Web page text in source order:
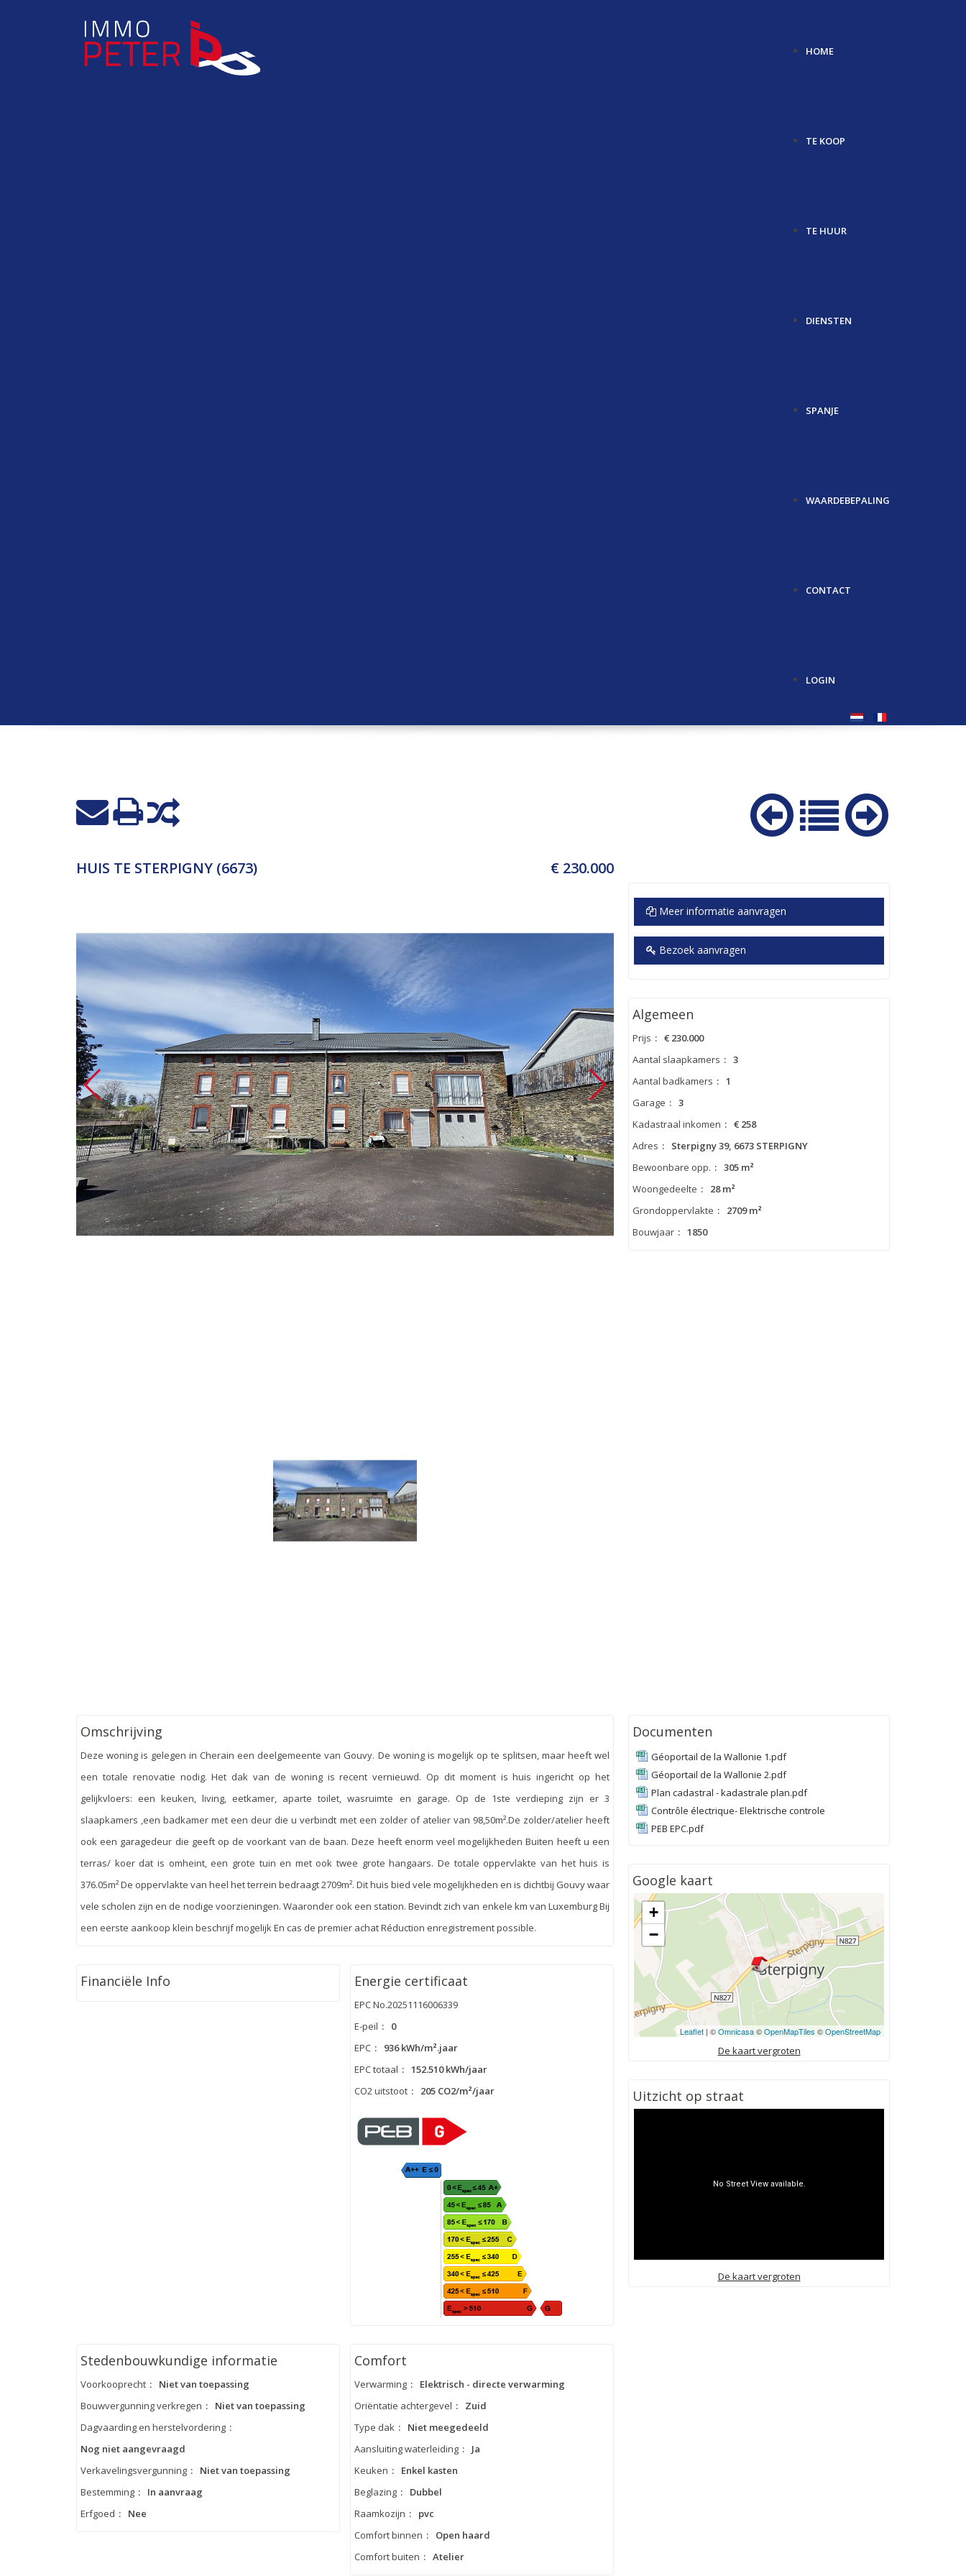
HOME
TE KOOP
TE HUUR
DIENSTEN
SPANJE
WAARDEBEPALING
CONTACT
LOGIN
HUIS TE STERPIGNY (6673) € 230.000
Meer informatie aanvragen
Bezoek aanvragen
Algemeen
Prijs : € 230.000
Aantal slaapkamers : 3
Aantal badkamers : 1
Garage : 3
Kadastraal inkomen : € 258
Adres :
Sterpigny 39, 6673 STERPIGNY
Bewoonbare opp. : 305 m²
Woongedeelte :
28 m²
Grondoppervlakte :
2709 m²
Bouwjaar : 1850
Omschrijving
Deze woning is gelegen in Cherain een deelgemeente van Gouvy. De woning is mogelijk op te splitsen, maar heeft wel
een totale renovatie nodig. Het dak van de woning is recent vernieuwd. Op dit moment is huis ingericht op het
gelijkvloers: een keuken, living, eetkamer, aparte toilet, wasruimte en garage. Op de 1ste verdieping zijn er 3
slaapkamers ,een badkamer met een deur die u verbindt met een zolder of atelier van 98,50m².De zolder/atelier heeft
ook een garagedeur die geeft op de voorkant van de baan. Deze heeft enorm veel mogelijkheden Buiten heeft u een
terras/ koer dat is omheint, een grote tuin en met ook twee grote hangaars. De totale oppervlakte van het huis is
376.05m² De oppervlakte van heel het terrein bedraagt 2709m². Dit huis bied vele mogelijkheden en is dichtbij Gouvy waar
vele scholen zijn en de nodige voorzieningen. Waaronder ook een station. Bevindt zich van enkele km van Luxemburg Bij
een eerste aankoop klein beschrijf mogelijk En cas de premier achat Réduction enregistrement possible.
Financiële Info Energie certificaat
EPC No.20251116006339
E-peil :
0
EPC :
936 kWh/m².jaar
EPC totaal : 152.510 kWh/jaar
CO2 uitstoot : 205 CO2/m²/jaar
Stedenbouwkundige informatie
Voorkooprecht :
Niet van toepassing
Bouwvergunning verkregen :
Niet van toepassing
Dagvaarding en herstelvordering :
Nog niet aangevraagd
Verkavelingsvergunning :
Niet van toepassing
Bestemming :
In aanvraag
Erfgoed : Nee
Comfort
Verwarming :
Elektrisch - directe verwarming
Oriëntatie achtergevel :
Zuid
Type dak :
Niet meegedeeld
Aansluiting waterleiding :
Ja
Keuken :
Enkel kasten
Beglazing :
Dubbel
Raamkozijn :
pvc
Comfort binnen :
Open haard
Comfort buiten : Atelier
Documenten
Géoportail de la Wallonie 1.pdf
Géoportail de la Wallonie 2.pdf
Plan cadastral - kadastrale plan.pdf
Contrôle électrique- Elektrische controle
PEB EPC.pdf
Google kaart
+
−
Leaflet | ©Omnicasa©OpenMapTiles ©OpenStreetMap
De kaart vergroten
Uitzicht op straat
De kaart vergroten